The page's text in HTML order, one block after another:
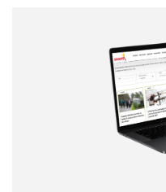
Correo electrónico
Tipo de comentario